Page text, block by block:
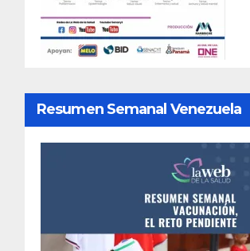
Resumen Semanal Venezuela